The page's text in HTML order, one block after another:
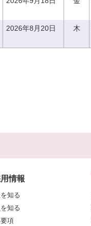
2026年8月20日 木
情報
知る
知る
項